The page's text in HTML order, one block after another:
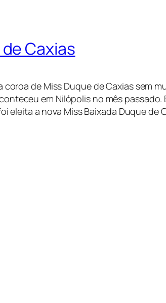
Caxias
de Miss Duque de Caxias sem
em Nilópolis no mês passado.
eleita a nova Miss Baixada Duque de